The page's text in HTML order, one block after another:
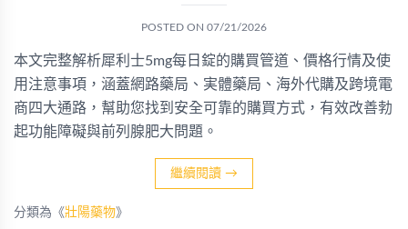
POSTED ON 07/21/2026
本文完整解析犀利士5mg每日錠的購買管道、價格行情及使
用注意事項，涵蓋網路藥局、実體藥局、海外代購及跨境電
商四大通路，幫助您找到安全可靠的購買方式，有效改善勃
起功能障礙與前列腺肥大問題。
繼續閱讀 →
分類為《壯陽藥物》